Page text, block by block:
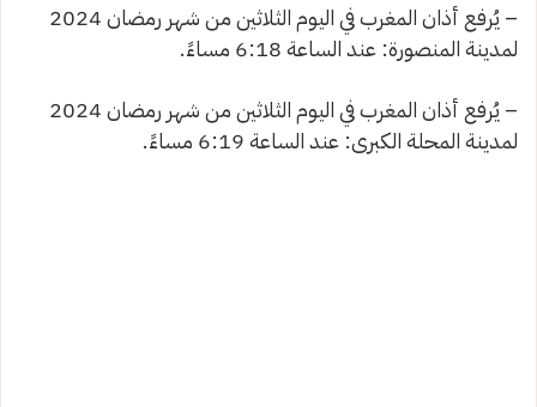
– يُرفع أذان المغرب في اليوم الثلاثين من شهر رمضان 2024
لمدينة المنصورة: عند الساعة 6:18 مساءً.
– يُرفع أذان المغرب في اليوم الثلاثين من شهر رمضان 2024
لمدينة المحلة الكبرى: عند الساعة 6:19 مساءً.